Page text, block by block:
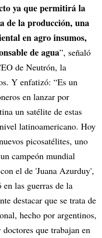
ya que permitirá la
de la producción, una
en agro insumos,
de agua”, señaló
de Neutrón, la
Y enfatizó: “Es un
en lanzar por
un satélite de estas
latinoamericano. Hoy
picosatélites, uno
campeón mundial
el de 'Juana Azurduy',
las guerras de la
destacar que se trata de
hecho por argentinos,
que trabajan en